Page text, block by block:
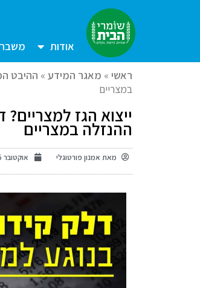
אודות
ראשי » מאגר המידע » ההיבט
במצריים
ייצוא הגז
ההנזלה במצריים
מאת אמנון פורטוגלי אוקטובר 5, 2019